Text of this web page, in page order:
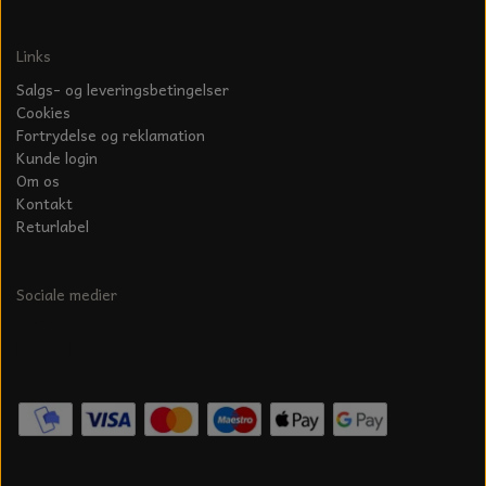
Links
Salgs- og leveringsbetingelser
Cookies
Fortrydelse og reklamation
Kunde login
Om os
Kontakt
Returlabel
Sociale medier